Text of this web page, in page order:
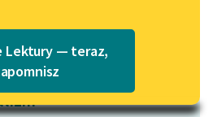
Katalog w formacie PDF
Lektury — teraz,